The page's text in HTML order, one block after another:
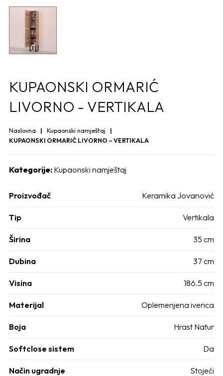
KUPAONSKI ORMARIĆ
LIVORNO - VERTIKALA
Naslovna
Kupaonski namještaj
KUPAONSKI ORMARIĆ LIVORNO – VERTIKALA
Kategorije: Kupaonski namještaj
Proizvođač Keramika Jovanović
Tip Vertikala
Širina 35 cm
Dubina 37 cm
Visina 186.5 cm
Materijal Oplemenjena iverica
Boja Hrast Natur
Softclose sistem Da
Način ugradnje Stojeći